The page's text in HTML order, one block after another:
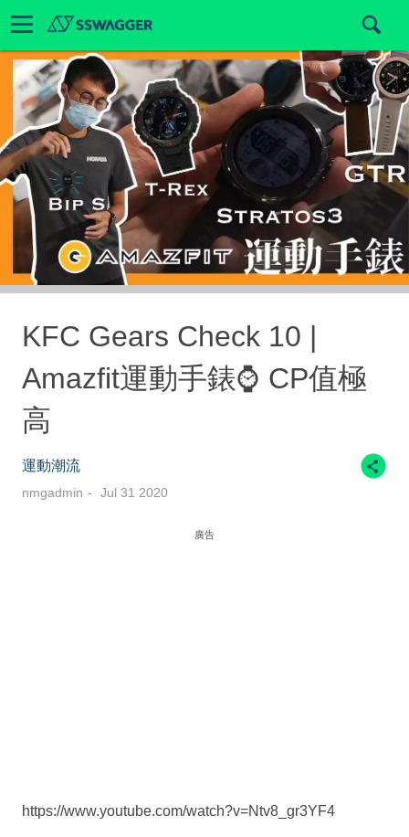
KFC Gears Check 10 |
Amazfit運動手錶⌚️ CP值極
高
運動潮流
nmgadmin Jul 31 2020
廣告
https://www.youtube.com/watch?v=Ntv8_gr3YF4